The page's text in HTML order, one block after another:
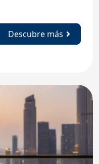
Descubre más